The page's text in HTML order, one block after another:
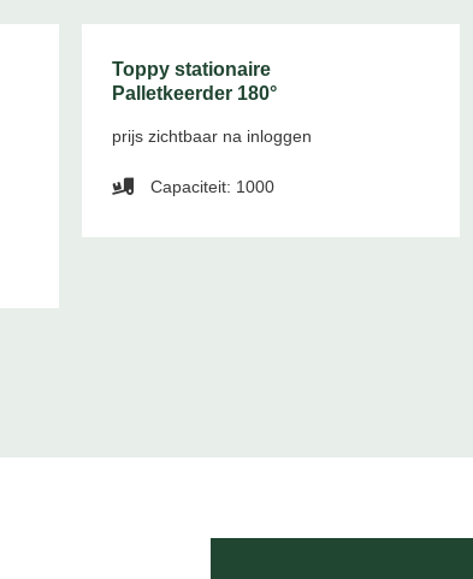
Toppy stationaire
Palletkeerder 180°
prijs zichtbaar na inloggen
Capaciteit: 1000